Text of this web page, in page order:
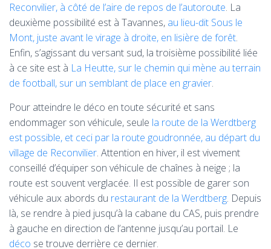
Reconvilier, à côté de l’aire de repos de l’autoroute. La
deuxième possibilité est à Tavannes, au lieu-dit Sous le
Mont, juste avant le virage à droite, en lisière de forêt.
Enfin, s’agissant du versant sud, la troisième possibilité liée
à ce site est à La Heutte, sur le chemin qui mène au terrain
de football, sur un semblant de place en gravier.
Pour atteindre le déco en toute sécurité et sans
endommager son véhicule, seule la route de la Werdtberg
est possible, et ceci par la route goudronnée, au départ du
village de Reconvilier. Attention en hiver, il est vivement
conseillé d’équiper son véhicule de chaînes à neige ; la
route est souvent verglacée. Il est possible de garer son
véhicule aux abords du restaurant de la Werdtberg. Depuis
là, se rendre à pied jusqu’à la cabane du CAS, puis prendre
à gauche en direction de l’antenne jusqu’au portail. Le
déco se trouve derrière ce dernier.